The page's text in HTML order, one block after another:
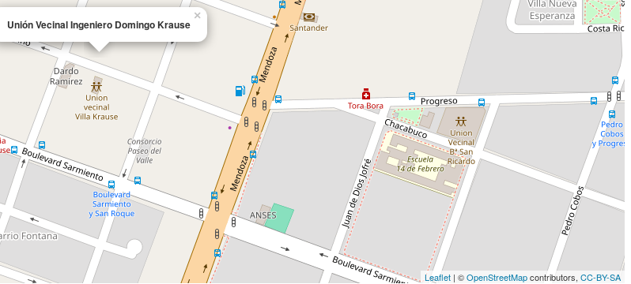
Unión Vecinal Ingeniero Domingo Krause
×
Leaflet | ©OpenStreetMapcontributors, CC-BY-SA